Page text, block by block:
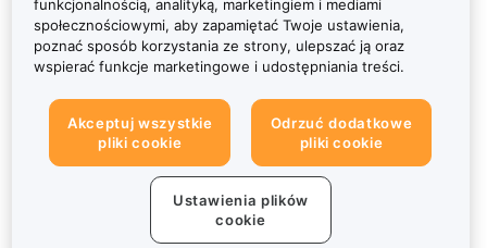
funkcjonalnością, analityką, marketingiem i mediami
społecznościowymi, aby zapamiętać Twoje ustawienia,
poznać sposób korzystania ze strony, ulepszać ją oraz
wspierać funkcje marketingowe i udostępniania treści.
Akceptuj wszystkie
pliki cookie
Odrzuć dodatkowe
pliki cookie
Ustawienia plików
cookie